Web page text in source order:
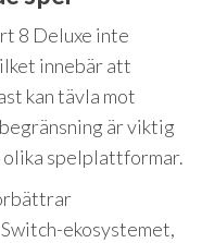
8 Deluxe inte
innebär att
kan tävla mot
är viktig
olika spelplattformar.
ekosystemet,